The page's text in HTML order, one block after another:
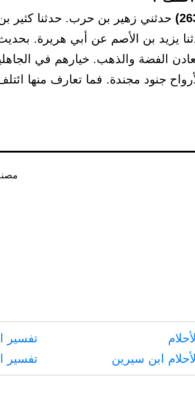
حدثني زهير بن حرب. حدثنا كثير
يزيد بن الأصم عن أبي هريرة.
الفضة والذهب. خيارهم في
جنود مجندة. فما تعارف منها
ابن سيرين
تفسير
تفسير